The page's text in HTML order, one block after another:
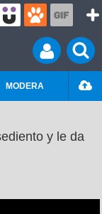
MODERA
y le da